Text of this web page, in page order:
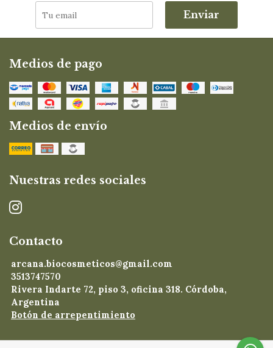
Enviar
Medios de pago
Medios de envío
Nuestras redes sociales
Contacto
arcana.biocosmeticos@gmail.com
3513747570
Rivera Indarte 72, piso 3, oficina 318. Córdoba,
Argentina
Botón de arrepentimiento